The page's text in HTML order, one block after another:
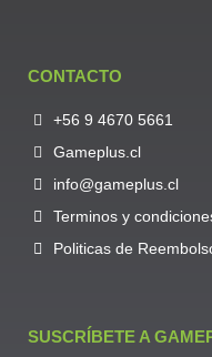
CONTACTO
+56 9 4670 5661
Gameplus.cl
info@gameplus.cl
Terminos y
Politicas de
SUSCRÍBETE A